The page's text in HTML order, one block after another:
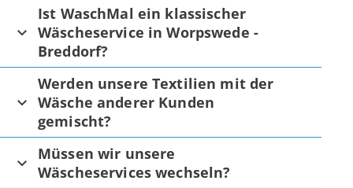
Ist WaschMal ein klassischer
Wäscheservice in Worpswede -
Breddorf?
Werden unsere Textilien mit der
Wäsche anderer Kunden
gemischt?
Müssen wir unsere
Wäscheservices wechseln?